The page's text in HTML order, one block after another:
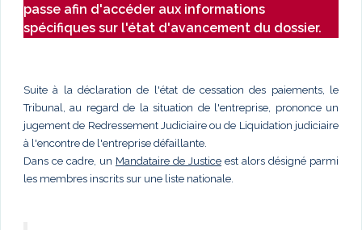
passe afin d'accéder aux informations
spécifiques sur l'état d'avancement du dossier.
Suite à la déclaration de l'état de cessation des paiements, le
Tribunal, au regard de la situation de l'entreprise, prononce un
jugement de Redressement Judiciaire ou de Liquidation judiciaire
à l'encontre de l'entreprise défaillante.
Dans ce cadre, un Mandataire de Justice est alors désigné parmi
les membres inscrits sur une liste nationale.